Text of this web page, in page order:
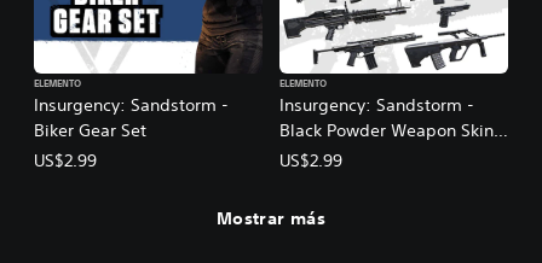
Insurgency: Sandstorm -
Biker Gear Set
ELEMENTO
US$2.99
Insurgency: Sandstorm -
Black Powder Weapon Skin
Set
ELEMENTO
US$2.99
Mostrar más